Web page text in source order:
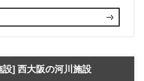
設] 西大阪の河川施設